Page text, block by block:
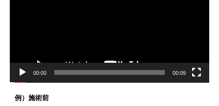
00:00 00:09
例）施術前